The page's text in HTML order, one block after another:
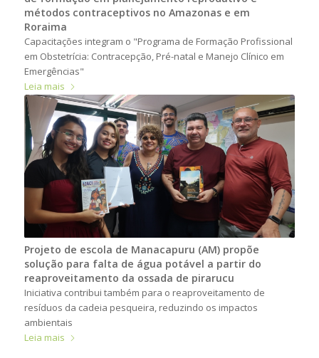
métodos contraceptivos no Amazonas e em
Roraima
Capacitações integram o "Programa de Formação Profissional
em Obstetrícia: Contracepção, Pré-natal e Manejo Clínico em
Emergências"
Leia mais
Projeto de escola de Manacapuru (AM) propõe
solução para falta de água potável a partir do
reaproveitamento da ossada de pirarucu
Iniciativa contribui também para o reaproveitamento de
resíduos da cadeia pesqueira, reduzindo os impactos
ambientais
Leia mais